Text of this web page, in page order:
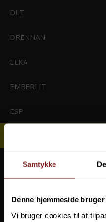
Samtykke
Denne hjemmeside
Vi bruger cookies til at
79,95 DKK
DLT
DRENNAN
ELKA
EMBERLIT
ESP
GREYS